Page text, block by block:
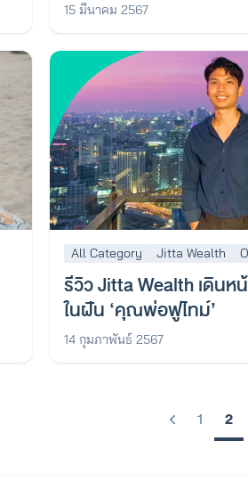
15 มีนาคม 2567
All Category Jitta Wealth
รีวิว Jitta Wealth เดิน
ในฝัน ‘คุณพ่อฟูไทม์’
14 กุมภาพันธ์ 2567
Previous
1 2